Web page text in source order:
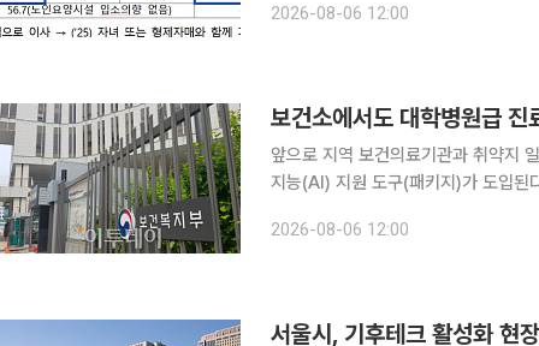
지난해 8월 13일부터 11월 19일까지
2026-08-06 12:00
보건소에서도 대학병원급
앞으로 지역 보건의료기관과 취약지
지능(AI) 지원 도구(패키지)가 도입된
로 마련한 ‘AI 기본의료 전략’을 확정
2026-08-06 12:00
서울시, 기후테크 활성화 현